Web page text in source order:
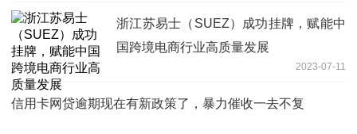
浙江苏易士（SUEZ）成功挂牌，赋能中
国跨境电商行业高质量发展
2023-07-11
信用卡网贷逾期现在有新政策了，暴力催收一去不复